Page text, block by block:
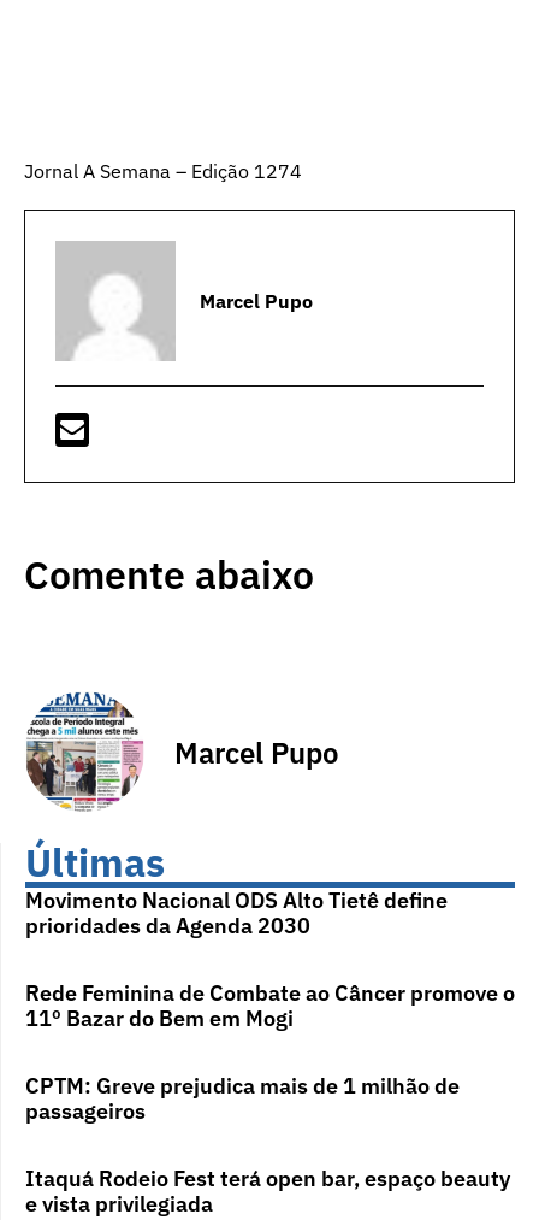
Jornal A Semana – Edição 1274
Marcel Pupo
Comente abaixo
Marcel Pupo
Últimas
Movimento Nacional ODS Alto Tietê define
prioridades da Agenda 2030
Rede Feminina de Combate ao Câncer promove o
11º Bazar do Bem em Mogi
CPTM: Greve prejudica mais de 1 milhão de
passageiros
Itaquá Rodeio Fest terá open bar, espaço beauty
e vista privilegiada